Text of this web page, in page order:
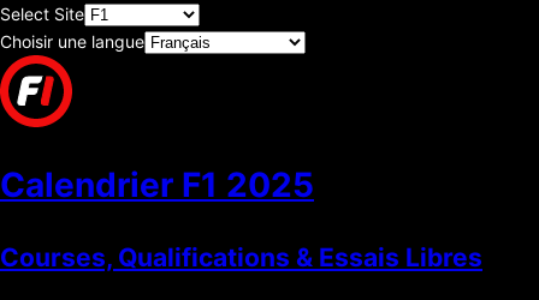
Select Site
Choisir une langue
Calendrier F1 2025
Courses, Qualifications & Essais Libres